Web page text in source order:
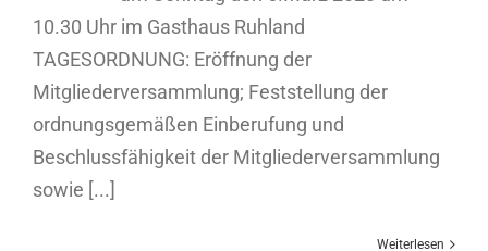
10.30 Uhr im Gasthaus Ruhland
TAGESORDNUNG: Eröffnung der
Mitgliederversammlung; Feststellung der
ordnungsgemäßen Einberufung und
Beschlussfähigkeit der Mitgliederversammlung
sowie [...]
Weiterlesen